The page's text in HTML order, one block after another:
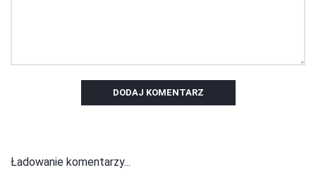
DODAJ KOMENTARZ
Ładowanie komentarzy...